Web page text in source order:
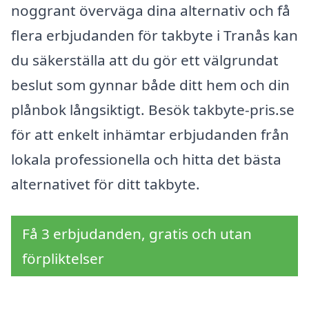
noggrant överväga dina alternativ och få
flera erbjudanden för takbyte i Tranås kan
du säkerställa att du gör ett välgrundat
beslut som gynnar både ditt hem och din
plånbok långsiktigt. Besök takbyte-pris.se
för att enkelt inhämtar erbjudanden från
lokala professionella och hitta det bästa
alternativet för ditt takbyte.
Få 3 erbjudanden, gratis och utan
förpliktelser